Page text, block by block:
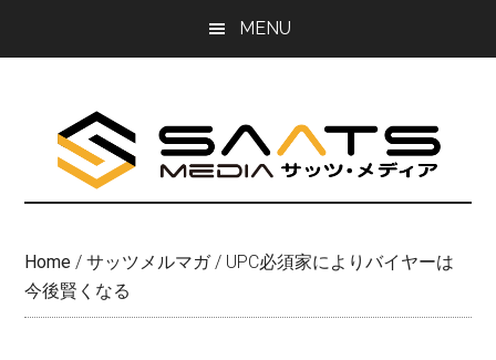
MENU
Home / サッツメルマガ / UPC必須家によりバイヤーは
今後賢くなる